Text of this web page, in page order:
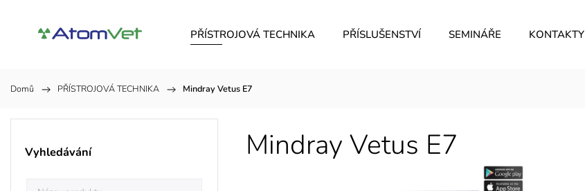
PŘÍSTROJOVÁ TECHNIKA PŘÍSLUŠENSTVÍ SEMINÁŘE KONTAKTY
Domů / PŘÍSTROJOVÁ TECHNIKA / Mindray Vetus E7
Vyhledávání Mindray Vetus E7